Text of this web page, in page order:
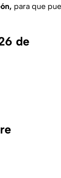
para que
de